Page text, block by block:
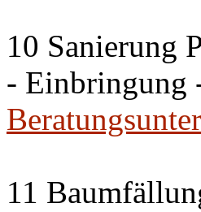
10 Sanierung
- Einbringung
11